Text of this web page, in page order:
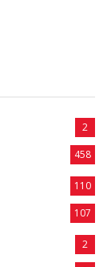
2
458
110
107
2